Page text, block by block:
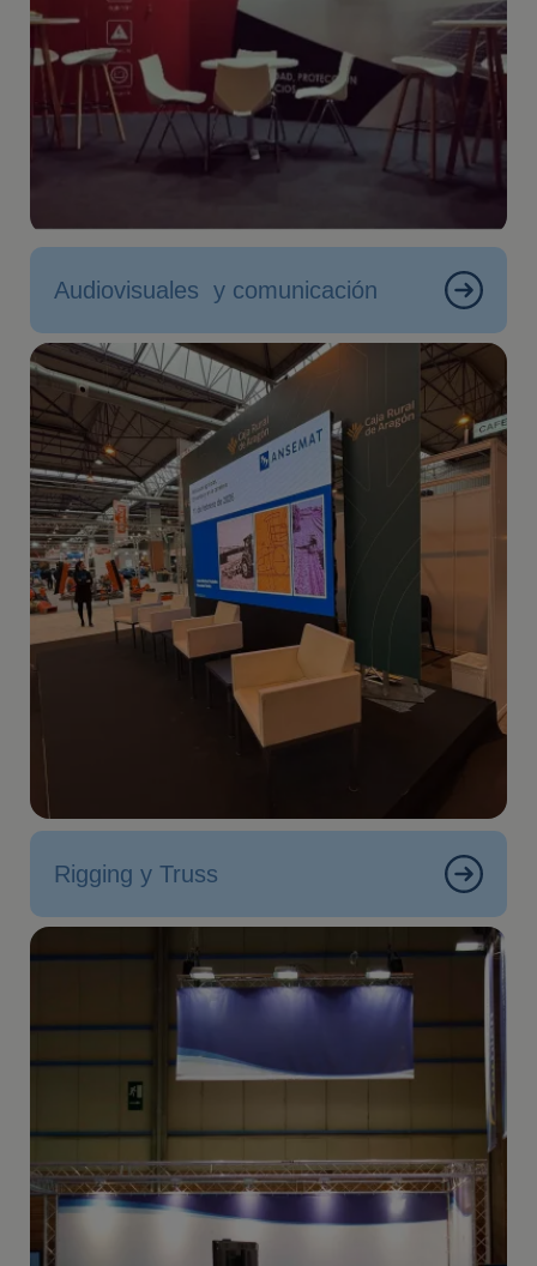
Audiovisuales y comunicación
Rigging y Truss